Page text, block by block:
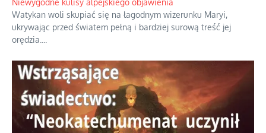
Watykan woli skupiać się na łagodnym wizerunku Maryi,
ukrywając przed światem pełną i bardziej surową treść jej
orędzia.